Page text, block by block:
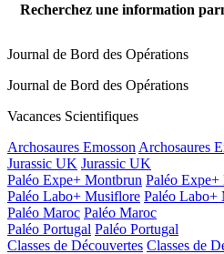
Recherchez une information
Journal de Bord des Opérations
Journal de Bord des Opérations
Vacances Scientifiques
Archosaures Emosson Archosaures
Jurassic UK Jurassic UK
Paléo Expe+ Montbrun Paléo
Paléo Labo+ Musiflore Paléo Labo+
Paléo Maroc Paléo Maroc
Paléo Portugal Paléo Portugal
Classes de Découvertes Classes de